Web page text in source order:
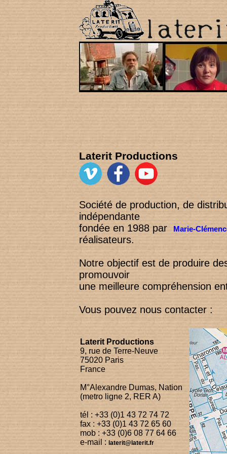
Laterit
Société de production, de
indépendante
fondée en 1988 par
Marie-
réalisateurs.
Notre objectif est de produire
promouvoir
une meilleure compréhension
Vous pouvez nous contacter :
Laterit Productions
9, rue de Terre-Neuve
75020 Paris
France
M°Alexandre Dumas, Nation
(metro ligne 2, RER A)
tél : +33 (0)1 43 72 74 72
fax : +33 (0)1 43 72 65 60
mob : +33 (0)6 08 77 64 66
e-mail : laterit@laterit.fr